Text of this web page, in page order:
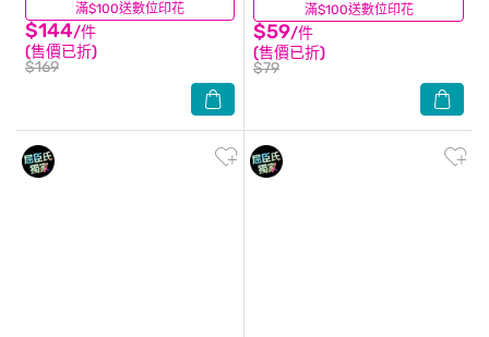
滿$100送數位印花
$144/件
(售價已折)
$169
(7) 滿$100送數位印花
$59/件
(售價已折)
$79
(9)